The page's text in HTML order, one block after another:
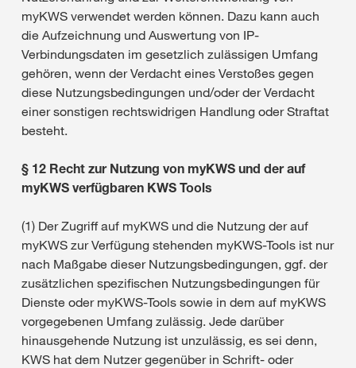
myKWS verwendet werden können. Dazu kann auch
die Aufzeichnung und Auswertung von IP-
Verbindungsdaten im gesetzlich zulässigen Umfang
gehören, wenn der Verdacht eines Verstoßes gegen
diese Nutzungsbedingungen und/oder der Verdacht
einer sonstigen rechtswidrigen Handlung oder Straftat
besteht.
§ 12 Recht zur Nutzung von myKWS und der auf
myKWS verfügbaren KWS Tools
(1) Der Zugriff auf myKWS und die Nutzung der auf
myKWS zur Verfügung stehenden myKWS-Tools ist nur
nach Maßgabe dieser Nutzungsbedingungen, ggf. der
zusätzlichen spezifischen Nutzungsbedingungen für
Dienste oder myKWS-Tools sowie in dem auf myKWS
vorgegebenen Umfang zulässig. Jede darüber
hinausgehende Nutzung ist unzulässig, es sei denn,
KWS hat dem Nutzer gegenüber in Schrift- oder